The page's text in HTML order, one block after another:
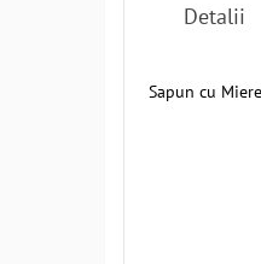
Detalii
Sapun cu